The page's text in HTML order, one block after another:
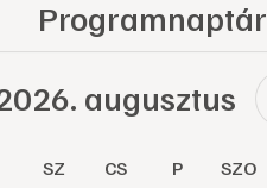
Programnaptár
augusztus
SZ CS P SZO